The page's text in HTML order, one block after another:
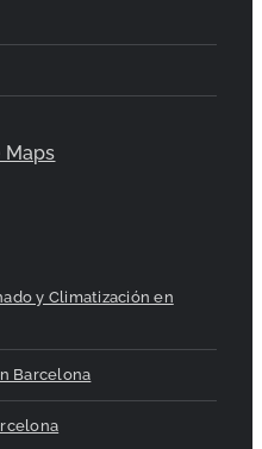
Maps
y Climatización en
Barcelona